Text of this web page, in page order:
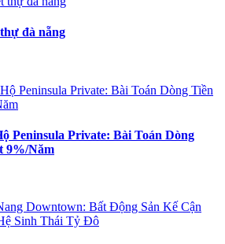
đà nẵng
Peninsula Private: Bài Toán Dòng
9%/Năm